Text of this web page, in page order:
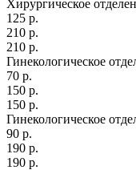
Хирургическое
125 р.
210 р.
210 р.
Гинекологическое
70 р.
150 р.
150 р.
Гинекологическое
90 р.
190 р.
190 р.